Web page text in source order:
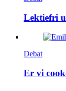
Lektiefri
Debat
Er vi